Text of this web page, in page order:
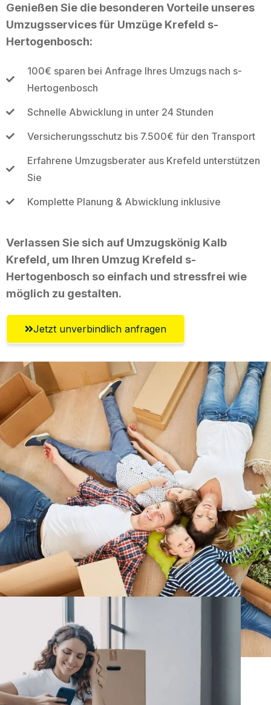
Genießen Sie die besonderen Vorteile unseres
Umzugsservices für Umzüge Krefeld s-
Hertogenbosch:
100€ sparen bei Anfrage Ihres Umzugs nach s-
Hertogenbosch
Schnelle Abwicklung in unter 24 Stunden
Versicherungsschutz bis 7.500€ für den Transport
Erfahrene Umzugsberater aus Krefeld unterstützen
Sie
Komplette Planung & Abwicklung inklusive
Verlassen Sie sich auf Umzugskönig Kalb
Krefeld, um Ihren Umzug Krefeld s-
Hertogenbosch so einfach und stressfrei wie
möglich zu gestalten.
Jetzt unverbindlich anfragen